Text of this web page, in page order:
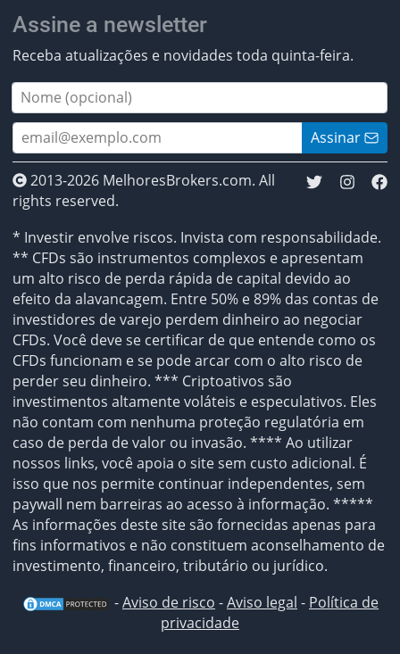
Assine a newsletter
Receba atualizações e novidades toda quinta-feira.
Assinar
2013-2026 MelhoresBrokers.com. All
rights reserved.
* Investir envolve riscos. Invista com responsabilidade.
** CFDs são instrumentos complexos e apresentam
um alto risco de perda rápida de capital devido ao
efeito da alavancagem. Entre 50% e 89% das contas de
investidores de varejo perdem dinheiro ao negociar
CFDs. Você deve se certificar de que entende como os
CFDs funcionam e se pode arcar com o alto risco de
perder seu dinheiro. *** Criptoativos são
investimentos altamente voláteis e especulativos. Eles
não contam com nenhuma proteção regulatória em
caso de perda de valor ou invasão. **** Ao utilizar
nossos links, você apoia o site sem custo adicional. É
isso que nos permite continuar independentes, sem
paywall nem barreiras ao acesso à informação. *****
As informações deste site são fornecidas apenas para
fins informativos e não constituem aconselhamento de
investimento, financeiro, tributário ou jurídico.
-Aviso de risco -Aviso legal - Política de
privacidade